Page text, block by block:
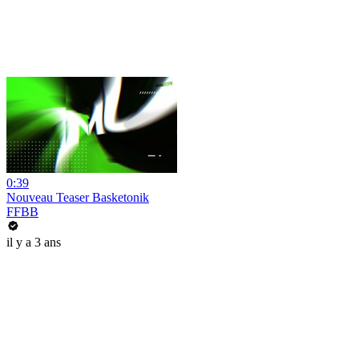
0:39
Nouveau Teaser Basketonik
FFBB
il y a 3 ans